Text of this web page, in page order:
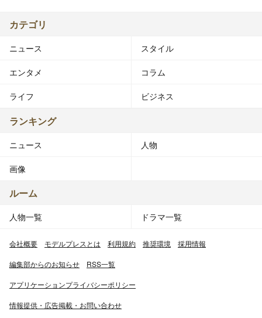
カテゴリ
ニュース スタイル
エンタメ コラム
ライフ ビジネス
ランキング
ニュース 人物
画像
ルーム
人物一覧 ドラマ一覧
会社概要 モデルプレスとは 利用規約 推奨環境 採用情報
編集部からのお知らせ RSS一覧
アプリケーションプライバシーポリシー
情報提供・広告掲載・お問い合わせ